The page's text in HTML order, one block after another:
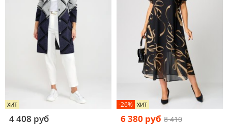
ХИТ
4 408 руб
-26% ХИТ
6 380 руб 8 410